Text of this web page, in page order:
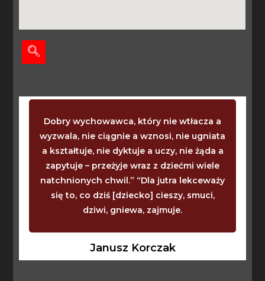
Dobry wychowawca, który nie wtłacza a
wyzwala, nie ciągnie a wznosi, nie ugniata
a kształtuje, nie dyktuje a uczy, nie żąda a
zapytuje – przeżyje wraz z dziećmi wiele
natchnionych chwil.” “Dla jutra lekceważy
się to, co dziś [dziecko] cieszy, smuci,
dziwi, gniewa, zajmuje.
Janusz Korczak